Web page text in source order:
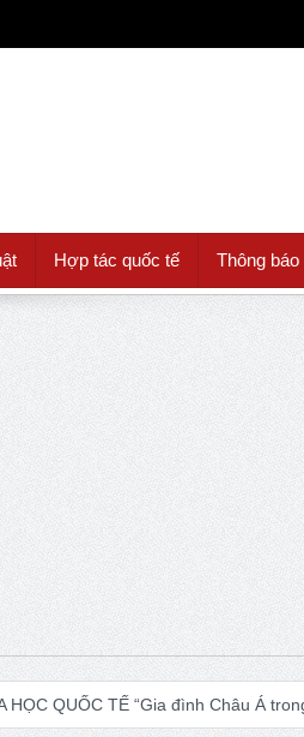
Hợp tác quốc tế Thông báo
HỌC QUỐC TẾ “Gia đình Châu Á